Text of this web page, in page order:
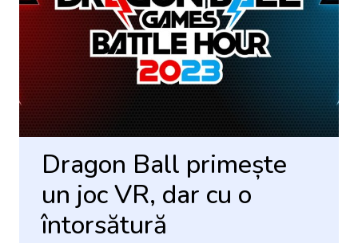
Dragon Ball primește
un joc VR, dar cu o
întorsătură